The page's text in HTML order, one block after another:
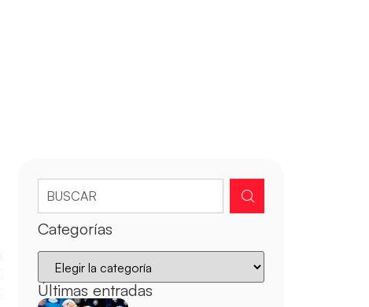
Categorías
Últimas entradas